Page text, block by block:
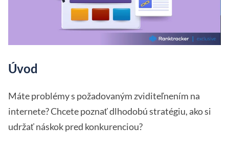
Úvod
Máte problémy s požadovaným zviditeľnením na
internete? Chcete poznať dlhodobú stratégiu, ako si
udržať náskok pred konkurenciou?